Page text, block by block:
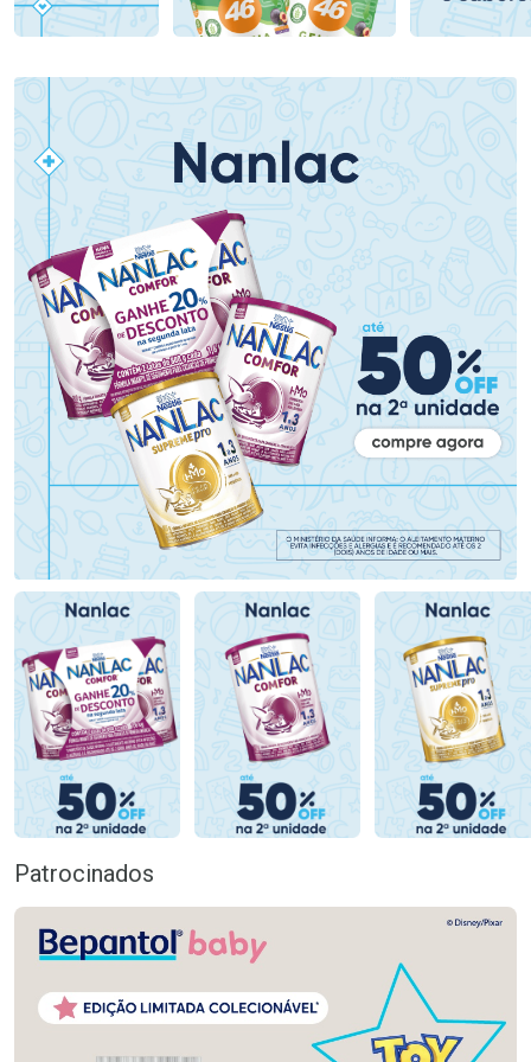
Patrocinados